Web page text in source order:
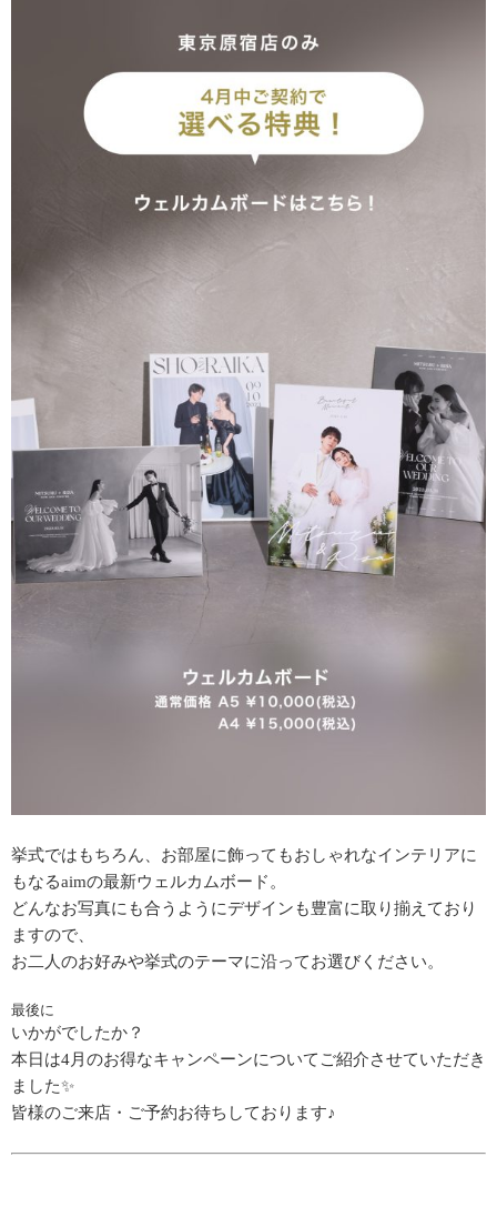
挙式ではもちろん、お部屋に飾ってもおしゃれなインテリアに
もなるaimの最新ウェルカムボード。
どんなお写真にも合うようにデザインも豊富に取り揃えており
ますので、
お二人のお好みや挙式のテーマに沿ってお選びください。
最後に
いかがでしたか？
本日は4月のお得なキャンペーンについてご紹介させていただき
ました✨
皆様のご来店・ご予約お待ちしております♪